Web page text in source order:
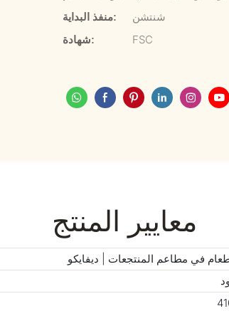
منفذ البداية:
شنتشن
شهادة:
FSC
معايير المنتج
في مطاعم المنتجعات | ديفايكو